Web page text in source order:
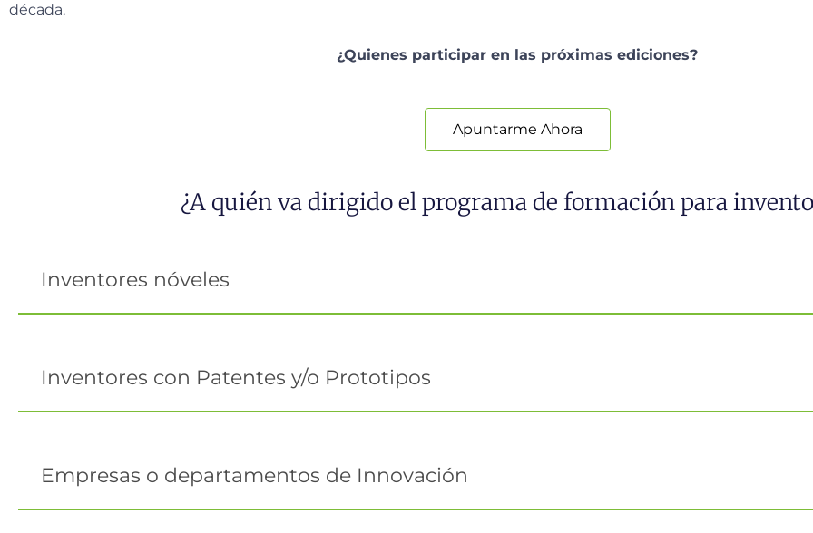
década.
¿Quienes participar en las próximas ediciones?
Apuntarme Ahora
¿A quién va dirigido el programa de formación para
Inventores nóveles
Inventores con Patentes y/o Prototipos
Empresas o departamentos de Innovación